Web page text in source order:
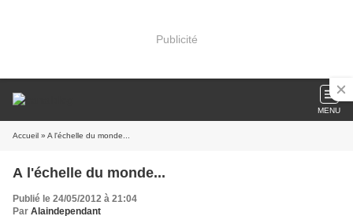
Publicité
MENU
Accueil » A l'échelle du monde...
A l'échelle du monde...
Publié le 24/05/2012 à 21:04
Par Alaindependant